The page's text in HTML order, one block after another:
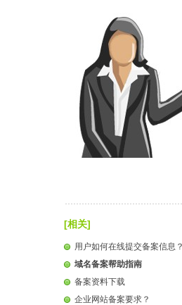
[相关]
用户如何在线提交备案信息
域名备案帮助指南
备案资料下载
企业网站备案要求？